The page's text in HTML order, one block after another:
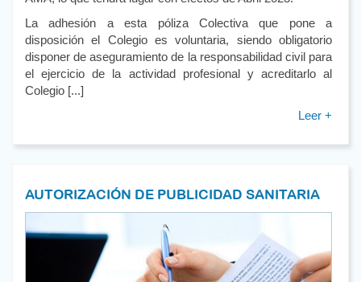
La adhesión a esta póliza Colectiva que pone a
disposición el Colegio es voluntaria, siendo obligatorio
disponer de aseguramiento de la responsabilidad civil para
el ejercicio de la actividad profesional y acreditarlo al
Colegio [...]
Leer +
AUTORIZACIÓN DE PUBLICIDAD SANITARIA